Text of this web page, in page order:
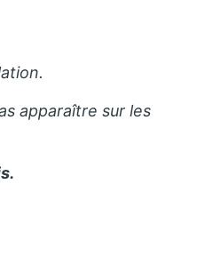
apparaître sur les